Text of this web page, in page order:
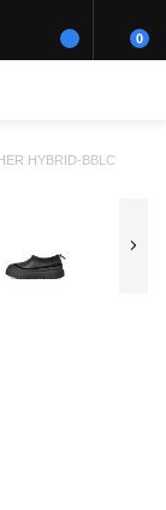
0
HYBRID-BBLC